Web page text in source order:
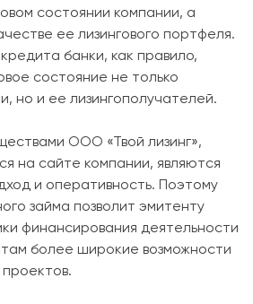
состоянии компании, а
ее лизингового портфеля.
банки, как правило,
состояние не только
но и ее лизингополучателей.
ООО «Твой лизинг»,
на сайте компании, являются
и оперативность. Поэтому
займа позволит эмитенту
финансирования деятельности
более широкие возможности